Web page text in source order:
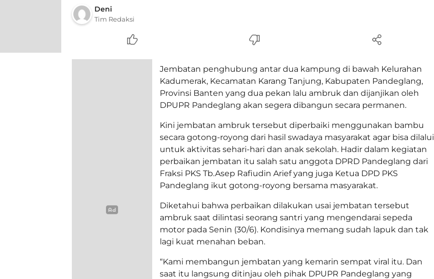
Deni
Tim Redaksi
Jembatan penghubung antar dua kampung di bawah Kelurahan
Kadumerak, Kecamatan Karang Tanjung, Kabupaten Pandeglang,
Provinsi Banten yang dua pekan lalu ambruk dan dijanjikan oleh
DPUPR Pandeglang akan segera dibangun secara permanen.
Kini jembatan ambruk tersebut diperbaiki menggunakan bambu
secara gotong-royong dari hasil swadaya masyarakat agar bisa dilalui
untuk aktivitas sehari-hari dan anak sekolah. Hadir dalam kegiatan
perbaikan jembatan itu salah satu anggota DPRD Pandeglang dari
Fraksi PKS Tb.Asep Rafiudin Arief yang juga Ketua DPD PKS
Pandeglang ikut gotong-royong bersama masyarakat.
Diketahui bahwa perbaikan dilakukan usai jembatan tersebut
ambruk saat dilintasi seorang santri yang mengendarai sepeda
motor pada Senin (30/6). Kondisinya memang sudah lapuk dan tak
lagi kuat menahan beban.
“Kami membangun jembatan yang kemarin sempat viral itu. Dan
saat itu langsung ditinjau oleh pihak DPUPR Pandeglang yang